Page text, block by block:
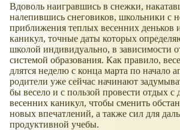
Вдоволь наигравшись в снежки,
налепившись снеговиков, школьники с
приближения теплых весенних деньков
каникул, точные даты которых
школой индивидуально, в зависимости
системой образования. Как правило,
длятся неделю с конца марта по начало
родители уже сейчас начинают
бы весело и с пользой провести отдых с
весенних каникул, чтобы сменить
новых впечатлений, а также сил для
продуктивной учебы.